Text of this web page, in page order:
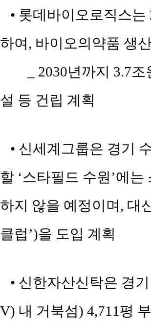
• 롯데바이오로직스
하여, 바이오의약품 생
_ 2030년까지 3.7
설 등 건립 계획
• 신세계그룹은 경기
할 ‘스타필드 수원’에
하지 않을 예정이며, 대
클럽’)을 도입 계획
• 신한자산신탁은 경
V) 내 거북섬) 4,711평